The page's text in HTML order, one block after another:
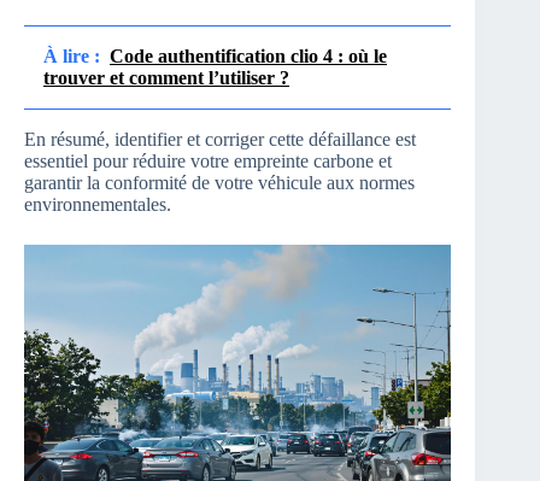
À lire : Code authentification clio 4 : où le
trouver et comment l’utiliser ?
En résumé, identifier et corriger cette défaillance est
essentiel pour réduire votre empreinte carbone et
garantir la conformité de votre véhicule aux normes
environnementales.